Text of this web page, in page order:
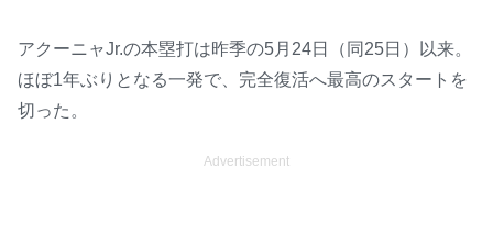
アクーニャJr.の本塁打は昨季の5月24日（同25日）以来。
ほぼ1年ぶりとなる一発で、完全復活へ最高のスタートを
切った。
Advertisement